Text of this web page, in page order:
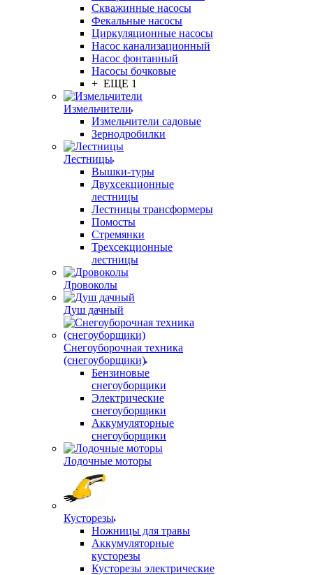
Скважинные насосы
Фекальные насосы
Циркуляционные насосы
Насос канализационный
Насос фонтанный
Насосы бочковые
+ ЕЩЕ 1
Измельчители
Измельчители садовые
Зернодробилки
Лестницы
Вышки-туры
Двухсекционные
лестницы
Лестницы трансформеры
Помосты
Стремянки
Трехсекционные
лестницы
Дровоколы
Душ дачный
Снегоуборочная техника
(снегоуборщики)
Бензиновые
снегоуборщики
Электрические
снегоуборщики
Аккумуляторные
снегоуборщики
Лодочные моторы
Кусторезы
Ножницы для травы
Аккумуляторные
кусторезы
Кусторезы электрические